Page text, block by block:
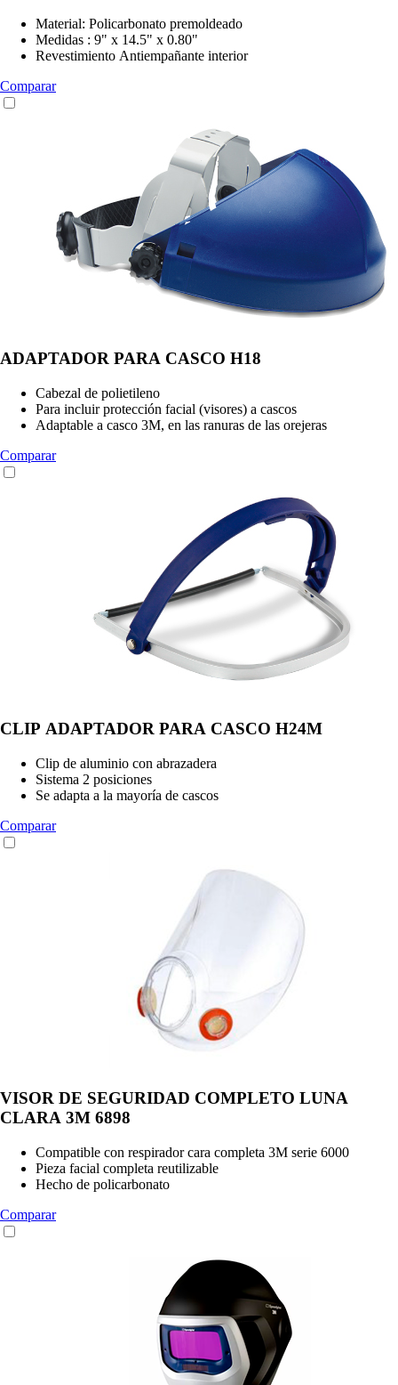
Material: Policarbonato premoldeado
Medidas : 9" x 14.5" x 0.80"
Revestimiento Antiempañante interior
Comparar
ADAPTADOR PARA CASCO H18
Cabezal de polietileno
Para incluir protección facial (visores) a cascos
Adaptable a casco 3M, en las ranuras de las orejeras
Comparar
CLIP ADAPTADOR PARA CASCO H24M
Clip de aluminio con abrazadera
Sistema 2 posiciones
Se adapta a la mayoría de cascos
Comparar
VISOR DE SEGURIDAD COMPLETO LUNA
CLARA 3M 6898
Compatible con respirador cara completa 3M serie 6000
Pieza facial completa reutilizable
Hecho de policarbonato
Comparar